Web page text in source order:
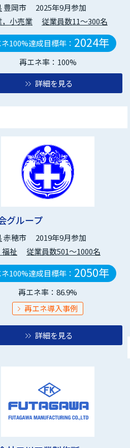
豊岡市
2025年9月参加
，小売業
従業員数11～300名
100%達成目標年： 2024年
再エネ率：100%
詳細を見る
グループ
赤穂市
2019年9月参加
祉
従業員数501～1000名
100%達成目標年： 2050年
再エネ率：86.9%
再エネ導入事例
詳細を見る